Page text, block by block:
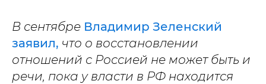
В сентябре Владимир Зеленский
заявил, что о восстановлении
отношений с Россией не может быть и
речи, пока у власти в РФ находится